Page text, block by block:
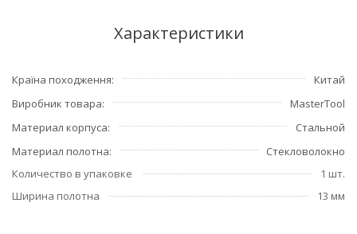
Характеристики
Країна походження
Китай
Виробник товара
MasterTool
Материал корпуса
Стальной
Материал полотна
Стекловолокно
Количество в упаковке
1 шт.
Ширина полотна
13 мм